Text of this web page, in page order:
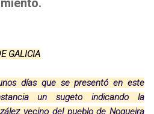
GALICIA
días que se presentó en este
un sugeto indicando la
vecino del pueblo de Nogueira